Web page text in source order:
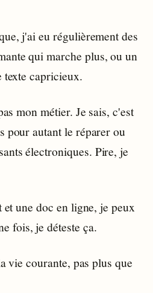
j'ai eu régulièrement des
qui marche plus, ou un
texte capricieux.
mon métier. Je sais, c'est
pour autant le réparer ou
électroniques. Pire, je
une doc en ligne, je peux
fois, je déteste ça.
vie courante, pas plus que